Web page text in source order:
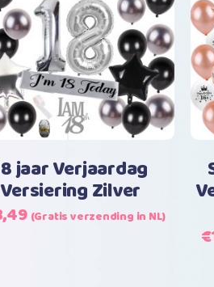
aan
jaar Verjaardag
Versiering Zilver
Huidige
(Gratis verzending in NL)
€